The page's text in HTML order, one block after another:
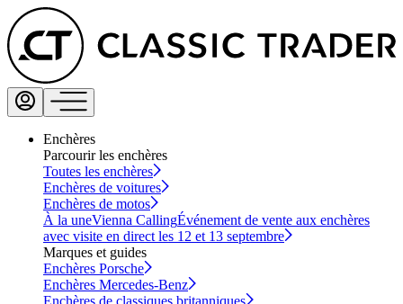
Enchères
Parcourir les enchères
Toutes les enchères
Enchères de voitures
Enchères de motos
À la uneVienna CallingÉvénement de vente aux enchères
avec visite en direct les 12 et 13 septembre
Marques et guides
Enchères Porsche
Enchères Mercedes-Benz
Enchères de classiques britanniques